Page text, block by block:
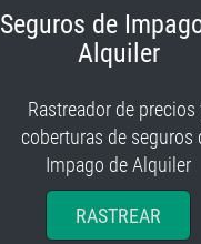
Seguros de
Alquiler
Rastreador de precios
coberturas de seguros
Impago de Alquiler
RASTREAR